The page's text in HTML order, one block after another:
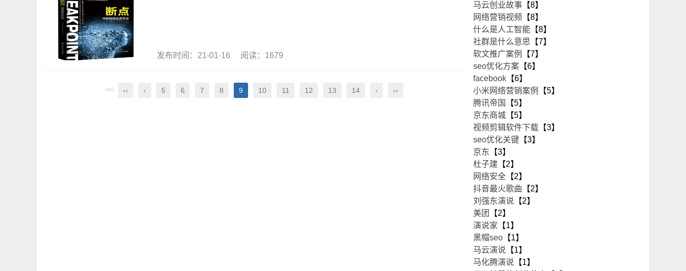
发布时间：21-01-16 阅读：1679
‹‹ ‹ 5 6 7 8 9 10 11 12 13 14 › ››
马云创业故事 【8】
网络营销视频 【8】
什么是人工智能 【8】
社群是什么意思 【7】
软文推广案例
【7】
seo优化方案 【6】
facebook 【6】
小米网络营销案例
【5】
腾讯帝国
【5】
京东商城 【5】
视频剪辑软件下载 【3】
seo优化关键 【3】
京东 【3】
杜子建 【2】
网络安全 【2】
抖音最火歌曲 【2】
刘强东演说 【2】
美团
【2】
演说家 【1】
黑帽seo 【1】
马云演说 【1】
马化腾演说 【1】